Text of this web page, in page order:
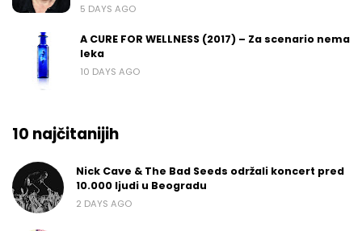
5 DAYS AGO
A CURE FOR WELLNESS (2017) – Za scenario nema
leka
10 DAYS AGO
10 najčitanijih
Nick Cave & The Bad Seeds održali koncert pred
10.000 ljudi u Beogradu
2 DAYS AGO